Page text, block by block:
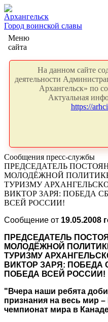
Архангельск
Город воинской славы
Меню
сайта
На данном сайте
деятельности
Архангельск» по
Актуальная
https://
Сообщения пресс-службы
ПРЕДСЕДАТЕЛЬ
МОЛОДЁЖНОЙ
ТУРИЗМУ
ВИКТОР ЗАРЯ: ПОБЕДА
ВСЕЙ РОССИИ!
Сообщение от 19.05.2008
ПРЕДСЕДАТЕЛЬ
МОЛОДЁЖНОЙ
ТУРИЗМУ
ВИКТОР ЗАРЯ: ПОБЕДА
ПОБЕДА ВСЕЙ РОССИИ!
"Вчера наши ребята
признания на весь мир
чемпионат мира в